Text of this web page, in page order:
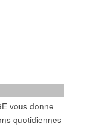
vous donne
quotidiennes